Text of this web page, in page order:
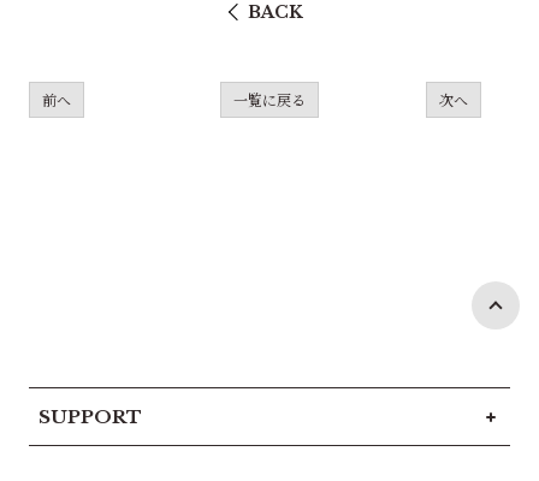
BACK
前へ 一覧に戻る 次へ
SUPPORT